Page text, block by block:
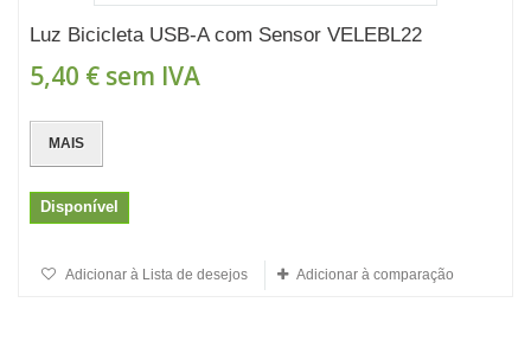
Luz Bicicleta USB-A com Sensor VELEBL22
5,40 € sem IVA
MAIS
Disponível
Adicionar à Lista de desejos Adicionar à comparação